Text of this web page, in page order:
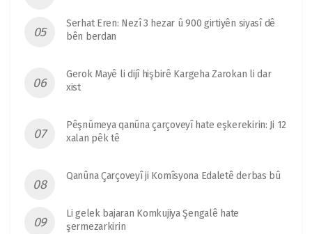
Serhat Eren: Nezî 3 hezar û 900 girtiyên siyasî dê
bên berdan
Gerok Mayê li dijî hişbirê Kargeha Zarokan li dar
xist
Pêşnûmeya qanûna çarçoveyî hate eşkerekirin: Ji 12
xalan pêk tê
Qanûna Çarçoveyî ji Komîsyona Edaletê derbas bû
Li gelek bajaran Komkujiya Şengalê hate
şermezarkirin